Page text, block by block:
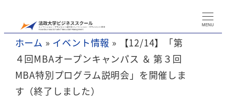
MENU
ホーム » イベント情報 » 【12/14】「第
４回MBAオープンキャンパス ＆ 第３回
MBA特別プログラム説明会」を開催しま
す（終了しました）